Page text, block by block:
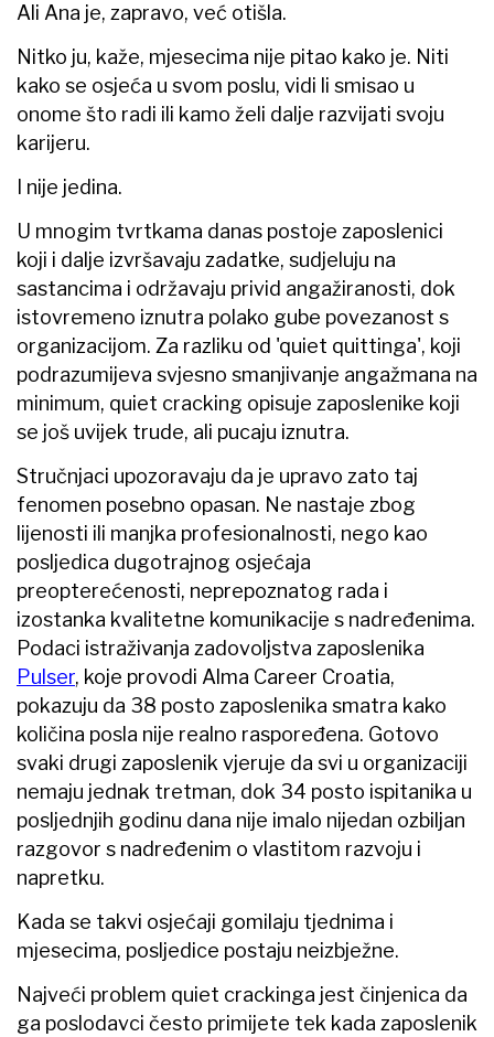
Ali Ana je, zapravo, već otišla.
Nitko ju, kaže, mjesecima nije pitao kako je. Niti
kako se osjeća u svom poslu, vidi li smisao u
onome što radi ili kamo želi dalje razvijati svoju
karijeru.
I nije jedina.
U mnogim tvrtkama danas postoje zaposlenici
koji i dalje izvršavaju zadatke, sudjeluju na
sastancima i održavaju privid angažiranosti, dok
istovremeno iznutra polako gube povezanost s
organizacijom. Za razliku od 'quiet quittinga', koji
podrazumijeva svjesno smanjivanje angažmana na
minimum, quiet cracking opisuje zaposlenike koji
se još uvijek trude, ali pucaju iznutra.
Stručnjaci upozoravaju da je upravo zato taj
fenomen posebno opasan. Ne nastaje zbog
lijenosti ili manjka profesionalnosti, nego kao
posljedica dugotrajnog osjećaja
preopterećenosti, neprepoznatog rada i
izostanka kvalitetne komunikacije s nadređenima.
Podaci istraživanja zadovoljstva zaposlenika
Pulser, koje provodi Alma Career Croatia,
pokazuju da 38 posto zaposlenika smatra kako
količina posla nije realno raspoređena. Gotovo
svaki drugi zaposlenik vjeruje da svi u organizaciji
nemaju jednak tretman, dok 34 posto ispitanika u
posljednjih godinu dana nije imalo nijedan ozbiljan
razgovor s nadređenim o vlastitom razvoju i
napretku.
Kada se takvi osjećaji gomilaju tjednima i
mjesecima, posljedice postaju neizbježne.
Najveći problem quiet crackinga jest činjenica da
ga poslodavci često primijete tek kada zaposlenik